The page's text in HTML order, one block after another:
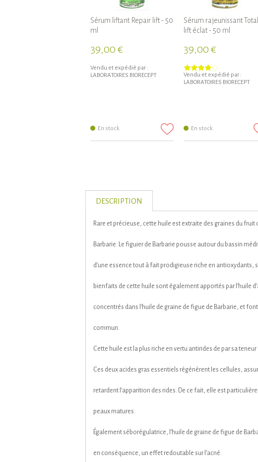
Sérum liftant Repair lift - 50
ml
39,00 €
Vendu et expédié par :
LABORATOIRES BIORECEPT
En stock
Sérum rajeunissant Total
lift éclat - 50 ml
39,00 €
Vendu et expédié par :
LABORATOIRES BIORECEPT
En stock
DESCRIPTION
Rare et précieuse, cette huile est extraite des graines du fruit
Barbarie. Le figuier de Barbarie pousse autour du bassin
d’une essence tout à fait prodigieuse riche en antioxydants,
bienfaits de cette huile sont également apportés par l’huile
concentrés dans l’huile de graine de figue de Barbarie, et
commun.
Cette huile est la plus riche en vertu antirides de par sa
Ces deux acides gras essentiels régénèrent les cellules,
retardent l’apparition des rides. De ce fait, elle est
peaux matures.
Également séborégulatrice, l’huile de graine de figue de
en conséquence, un effet redoutable sur l’acné.